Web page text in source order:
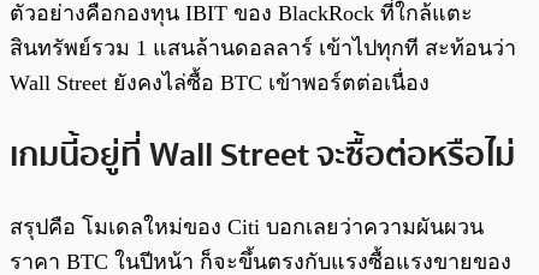
ตัวอย่างคือกองทุน IBIT ของ BlackRock ที่ใกล้แตะ
สินทรัพย์รวม 1 แสนล้านดอลลาร์ เข้าไปทุกที สะท้อนว่า
Wall Street ยังคงไล่ซื้อ BTC เข้าพอร์ตต่อเนื่อง
เกมนี้อยู่ที่ Wall Street จะซื้อต่อหรือไม่
สรุปคือ โมเดลใหม่ของ Citi บอกเลยว่าความผันผวน
ราคา BTC ในปีหน้า ก็จะขึ้นตรงกับแรงซื้อแรงขายของ